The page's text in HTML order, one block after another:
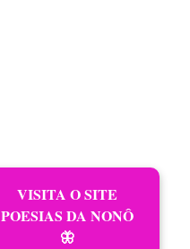
VISITA O SITE
POESIAS DA NONÔ
🦋